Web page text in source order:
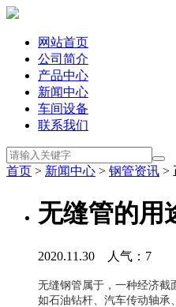
网站首页
公司简介
产品中心
新闻中心
车间设备
联系我们
首页 > 新闻中心 > 钢管资讯 >
无缝管的用
2020.11.30 人气： 7
无缝钢管属于，一种经济截
如石油钻杆、汽车传动轴承